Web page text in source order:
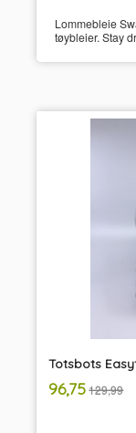
Lommebleie
tøybleier. Stay
Totsbots
Tilbud
96,75129,99